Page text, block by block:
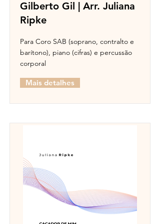
Gilberto Gil | Arr. Juliana
Ripke
Para Coro SAB (soprano, contralto e
barítono), piano (cifras) e percussão
corporal
Mais detalhes